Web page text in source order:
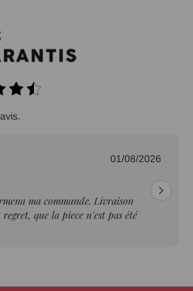
01/08/2026
ma commande. Livraison
que la piece n'est pas été